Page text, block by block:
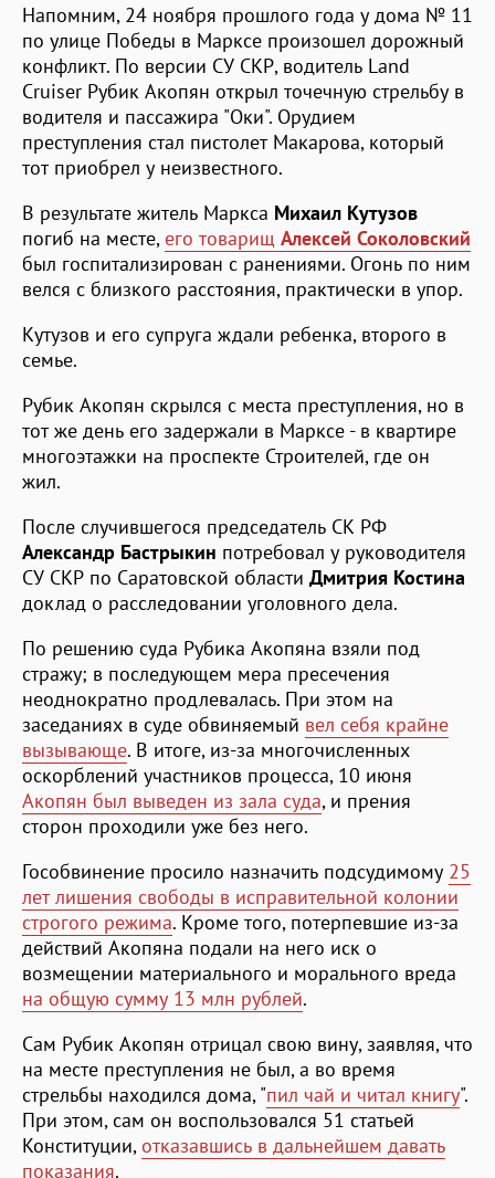
Напомним, 24 ноября прошлого года у дома № 11
по улице Победы в Марксе произошел дорожный
конфликт. По версии СУ СКР, водитель Land
Cruiser Рубик Акопян открыл точечную стрельбу в
водителя и пассажира "Оки". Орудием
преступления стал пистолет Макарова, который
тот приобрел у неизвестного.
В результате житель Маркса Михаил Кутузов
погиб на месте, его товарищ Алексей Соколовский
был госпитализирован с ранениями. Огонь по ним
велся с близкого расстояния, практически в упор.
Кутузов и его супруга ждали ребенка, второго в
семье.
Рубик Акопян скрылся с места преступления, но в
тот же день его задержали в Марксе - в квартире
многоэтажки на проспекте Строителей, где он
жил.
После случившегося председатель СК РФ
Александр Бастрыкин потребовал у руководителя
СУ СКР по Саратовской области Дмитрия Костина
доклад о расследовании уголовного дела.
По решению суда Рубика Акопяна взяли под
стражу; в последующем мера пресечения
неоднократно продлевалась. При этом на
заседаниях в суде обвиняемый вел себя крайне
вызывающе. В итоге, из-за многочисленных
оскорблений участников процесса, 10 июня
Акопян был выведен из зала суда, и прения
сторон проходили уже без него.
Гособвинение просило назначить подсудимому 25
лет лишения свободы в исправительной колонии
строгого режима. Кроме того, потерпевшие из-за
действий Акопяна подали на него иск о
возмещении материального и морального вреда
на общую сумму 13 млн рублей.
Сам Рубик Акопян отрицал свою вину, заявляя, что
на месте преступления не был, а во время
стрельбы находился дома, "пил чай и читал книгу".
При этом, сам он воспользовался 51 статьей
Конституции, отказавшись в дальнейшем давать
показания.